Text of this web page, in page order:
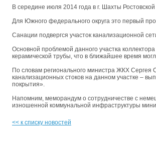
В середине июля 2014 года в г. Шахты
Для Южного федерального округа это первый
Санации подвергся участок канализационной
Основной проблемой данного участка
керамической трубы, что в ближайшее время
По словам регионального министра ЖКХ
канализационных стоков на данном участке –
покрытия».
Напомним, меморандум о сотрудничестве с
изношенной коммунальной инфраструктуры
<< к списку новостей